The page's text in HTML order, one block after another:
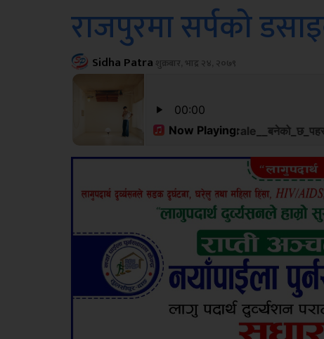
राजपुरमा सर्पको
Sidha Patra शुक्रबार, भाद्र २४, २०७९